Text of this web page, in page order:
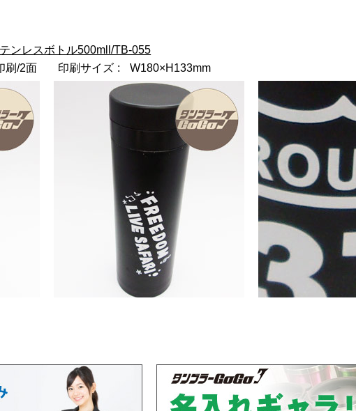
ンレスボトル500mll/TB-055
刷/2面 印刷サイズ W180×H133mm